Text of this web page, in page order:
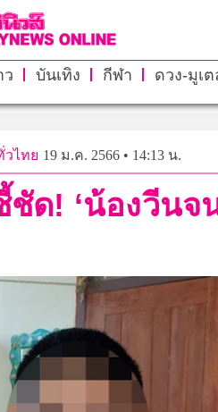
ว บันเทิง กีฬา ดวง-มูเต
วไทย 19 ม.ค. 2566 • 14:13 น.
ด! ‘น้องวีนจ